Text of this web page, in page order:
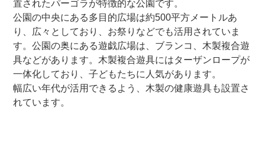
置されたパーゴラが特徴的な公園です。
公園の中央にある多目的広場は約500平方メートルあ
り、広々としており、お祭りなどでも活用されていま
す。公園の奥にある遊戯広場は、ブランコ、木製複合遊
具などがあります。木製複合遊具にはターザンロープが
一体化しており、子どもたちに人気があります。
幅広い年代が活用できるよう、木製の健康遊具も設置さ
れています。